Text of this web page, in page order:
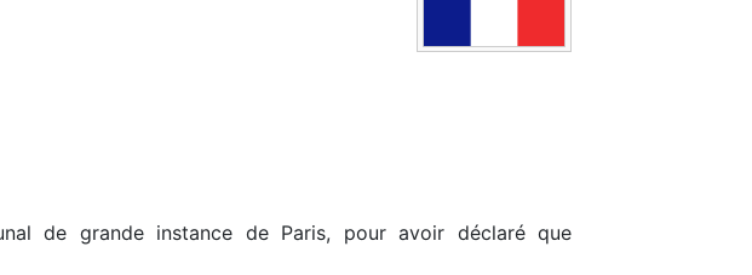
de grande instance de Paris, pour avoir déclaré que